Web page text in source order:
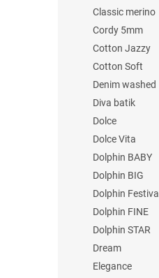
Classic merino
Cordy 5mm
Cotton Jazzy
Cotton Soft
Denim washed
Diva batik
Dolce
Dolce Vita
Dolphin BABY
Dolphin BIG
Dolphin Festival
Dolphin FINE
Dolphin STAR
Dream
Elegance